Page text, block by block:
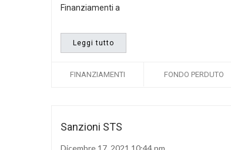
Finanziamenti a
Leggi tutto
FINANZIAMENTI FONDO PERDUTO
Sanzioni STS
Dicembre 17, 2021 10:44 pm